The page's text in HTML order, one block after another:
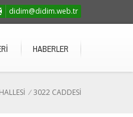
didim@didim.web.tr
HABERLER
/3022 CADDESİ